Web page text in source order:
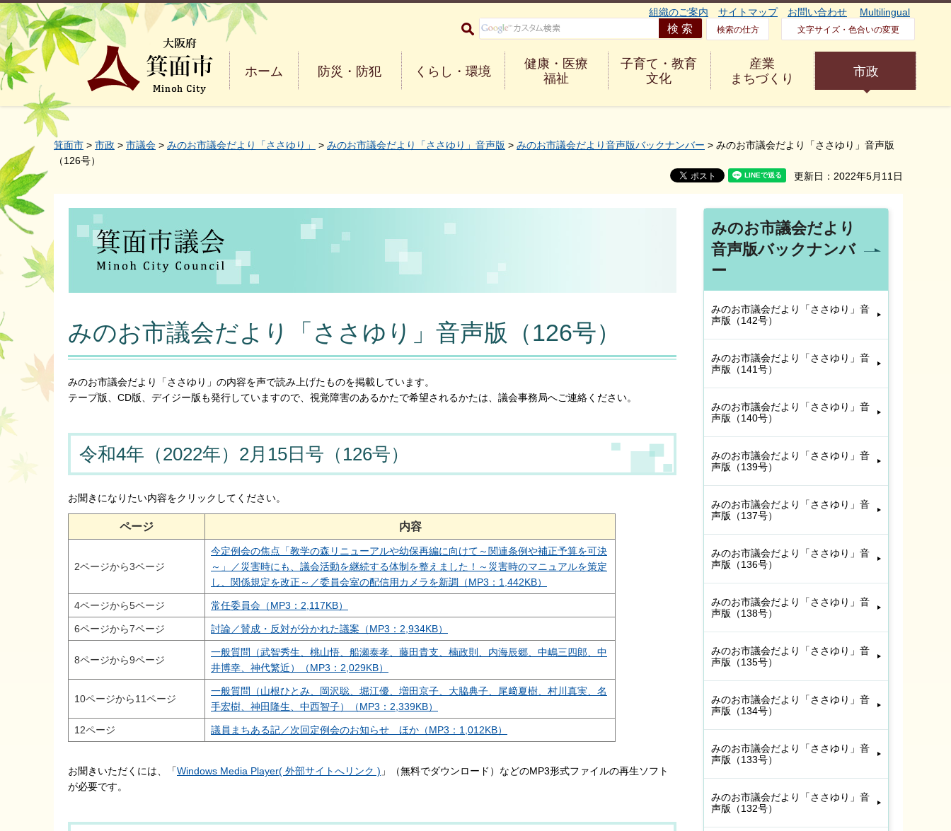
大阪府箕面市 Minoh City
組織のご案内 サイトマップ お問い合わせ Multilingual
検索の仕方 文字サイズ・色合いの変更
ホーム 防災・防犯 くらし・環境
健康・医療
福祉
子育て・教育
文化
産業
まちづくり
市政
箕面市 > 市政 > 市議会 > みのお市議会だより「ささゆり」 > みのお市議会だより「ささゆり」音声版 > みのお市議会だより音声版バックナンバー > みのお市議会だより「ささゆり」音声版
（126号）
更新日：2022年5月11日
みのお市議会だより「ささゆり」音声版（126号）
みのお市議会だより「ささゆり」の内容を声で読み上げたものを掲載しています。
テープ版、CD版、デイジー版も発行していますので、視覚障害のあるかたで希望されるかたは、議会事務局へご連絡ください。
令和4年（2022年）2月15日号（126号）
お聞きになりたい内容をクリックしてください。
ページ 内容
2ページから3ページ
今定例会の焦点「教学の森リニューアルや幼保再編に向けて～関連条例や補正予算を可決
～」／災害時にも、議会活動を継続する体制を整えました！～災害時のマニュアルを策定
し、関係規定を改正～／委員会室の配信用カメラを新調（MP3：1,442KB）
4ページから5ページ 常任委員会（MP3：2,117KB）
6ページから7ページ 討論／賛成・反対が分かれた議案（MP3：2,934KB）
8ページから9ページ
一般質問（武智秀生、桃山悟、船瀬泰孝、藤田貴支、楠政則、内海辰郷、中嶋三四郎、中
井博幸、神代繁近）（MP3：2,029KB）
10ページから11ページ
一般質問（山根ひとみ、岡沢聡、堀江優、増田京子、大脇典子、尾﨑夏樹、村川真実、名
手宏樹、神田隆生、中西智子）（MP3：2,339KB）
12ページ 議員まちある記／次回定例会のお知らせ ほか（MP3：1,012KB）
お聞きいただくには、「Windows Media Player( 外部サイトへリンク ) 」（無料でダウンロード）などのMP3形式ファイルの再生ソフト
が必要です。
みのお市議会だより
音声版バックナンバ
ー
みのお市議会だより「ささゆり」音
声版（142号）
みのお市議会だより「ささゆり」音
声版（141号）
みのお市議会だより「ささゆり」音
声版（140号）
みのお市議会だより「ささゆり」音
声版（139号）
みのお市議会だより「ささゆり」音
声版（137号）
みのお市議会だより「ささゆり」音
声版（136号）
みのお市議会だより「ささゆり」音
声版（138号）
みのお市議会だより「ささゆり」音
声版（135号）
みのお市議会だより「ささゆり」音
声版（134号）
みのお市議会だより「ささゆり」音
声版（133号）
みのお市議会だより「ささゆり」音
声版（132号）